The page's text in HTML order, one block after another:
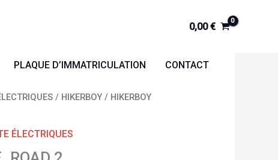
0,00€
PLAQUE D’IMMATRICULATION CONTACT
/ HIKERBOY / HIKERBOY
ÉLECTRIQUES
Le
actuel
est :